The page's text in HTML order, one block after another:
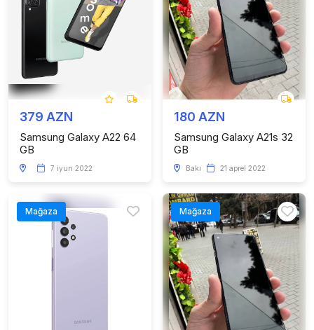
379 AZN
Samsung Galaxy A22 64
GB
7 iyun 2022
180 AZN
Samsung Galaxy A21s 32
GB
Bakı 21 aprel 2022
Mağaza Mağaza